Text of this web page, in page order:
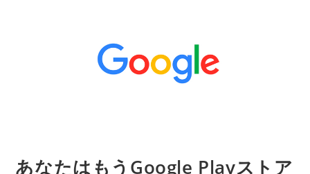
あなたはもうGoogle Playストア